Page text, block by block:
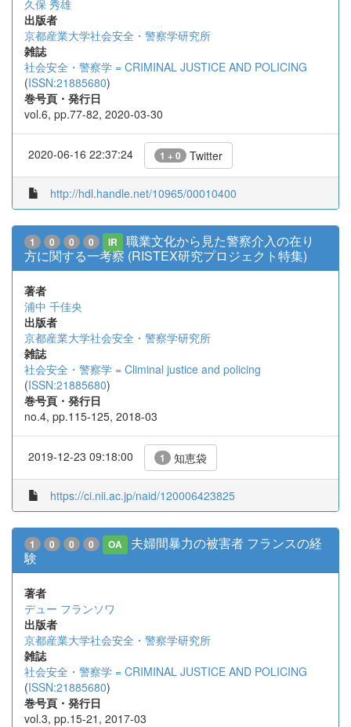
久保 秀雄
出版者
京都産業大学社会安全・警察学研究所
雑誌
社会安全・警察学 = CRIMINAL JUSTICE AND POLICING
(ISSN:21885680)
巻号頁・発行日
vol.6, pp.77-82, 2020-03-30
2020-06-16 22:37:24 1 + 0 Twitter
http://hdl.handle.net/10965/00010400
1 0 0 0 IR
職業文化から見た警察介入の在り
方に関する一考察 (RISTEX研究プロジェクト特集)
著者
浦中 千佳央
出版者
京都産業大学社会安全・警察学研究所
雑誌
社会安全・警察学 = Climinal justice and policing
(ISSN:21885680)
巻号頁・発行日
no.4, pp.115-125, 2018-03
2019-12-23 09:18:00 1 知恵袋
https://ci.nii.ac.jp/naid/120006423825
1 0 0 0 OA
夫婦間暴力の被害者 フランスの経
験
著者
デュー フランソワ
出版者
京都産業大学社会安全・警察学研究所
雑誌
社会安全・警察学 = CRIMINAL JUSTICE AND POLICING
(ISSN:21885680)
巻号頁・発行日
vol.3, pp.15-21, 2017-03